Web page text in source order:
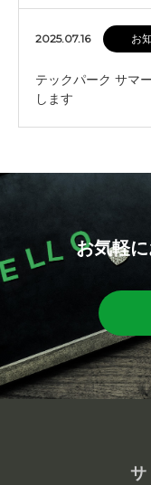
2025.07.16 お
テックパーク サマ
します
お気軽